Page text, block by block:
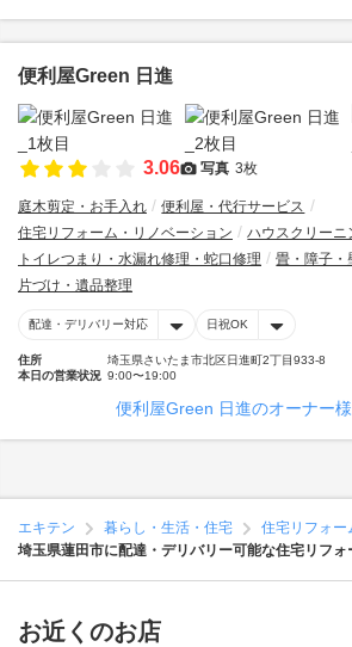
便利屋Green 日進
3.06 写真 3枚
庭木剪定・お手入れ
便利屋・代行サービス
住宅リフォーム・リノベーション
ハウスクリーニ
トイレつまり・水漏れ修理・蛇口修理
畳・障子・
片づけ・遺品整理
配達・デリバリー対応 日祝OK
住所
埼玉県さいたま市北区日進町2丁目933-8
本日の営業状況 9:00〜19:00
便利屋Green 日進のオーナー
エキテン 暮らし・生活・住宅
住宅リフォー
埼玉県蓮田市に配達・デリバリー可能な住宅リフ
お近くのお店